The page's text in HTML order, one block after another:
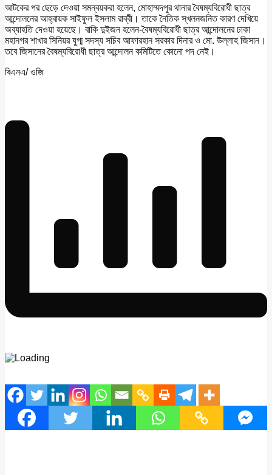
আটকের পর ছেড়ে দেওয়া সমন্বয়করা হলেন, মোহাম্মদপুর থানার বৈষম্যবিরোধী ছাত্র
আন্দোলনের আহ্বায়ক সাইফুল ইসলাম রাব্বী। তাকে নৈতিক স্খলনজনিত কারণ দেখিয়ে
অব্যাহতি দেওয়া হয়েছে। বাকি দুইজন হলেন-বৈষম্যবিরোধী ছাত্র আন্দোলনের ঢাকা
মহানগর শাখার সিনিয়র যুগ্ম সদস্য সচিব আফারহান সরকার দিনার ও মো. উল্লাহ জিসান।
তবে জিসানের বৈষম্যবিরোধী ছাত্র আন্দোলন কমিটিতে কোনো পদ নেই।
বিএনএ/ ওজি